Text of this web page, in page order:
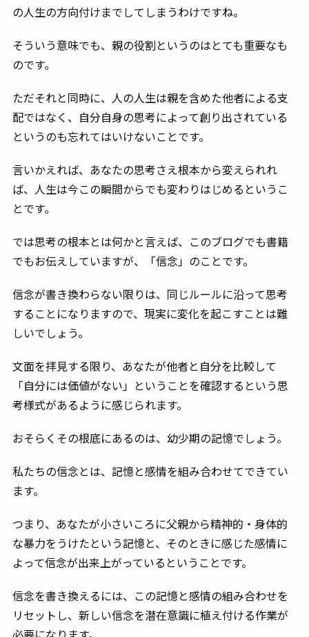
の人生の方向付けまでしてしまうわけですね。
そういう意味でも、親の役割というのはとても重要なも
のです。
ただそれと同時に、人の人生は親を含めた他者による支
配ではなく、 自分自身の思考によって創り出されている
というのも忘れてはいけないことです。
言いかえれば、あなたの思考さえ根本から変えられれ
ば、人生は今この瞬間からでも変わりはじめるというこ
とです。
では思考の根本とは何かと言えば、このブログでも書籍
でもお伝えしていますが、「信念」のことです。
信念が書き換わらない限りは、同じルールに沿って思考
することになりますので、現実に変化を起こすことは難
しいでしょう。
文面を拝見する限り、あなたが他者と自分を比較して
「自分には価値がない」ということを確認するという思
考様式があるように感じられます。
おそらくその根底にあるのは、幼少期の記憶でしょう。
私たちの信念とは、記憶と感情を組み合わせてできてい
ます。
つまり、あなたが小さいころに父親から精神的・身体的
な暴力をうけたという記憶と、そのときに感じた感情に
よって信念が出来上がっているということです。
信念を書き換えるには、この記憶と感情の組み合わせを
リセットし、新しい信念を潜在意識に植え付ける作業が